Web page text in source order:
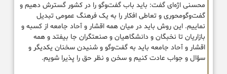
محسنی اژه‌ای گفت: باید باب گفت‌‍وگو را در کشور گسترش دهیم و
گفت‌وگومحوری و تعاطی افکار را به یک فرهنگ عمومی تبدیل
نماییم. این روش باید در میان همه اقشار و آحاد جامعه از کسبه و
بازاریان تا نخبگان و دانشگاهیان و صنعتگران جا بیفتد و همه
اقشار و آحاد جامعه باید به گفت‌وگو و شنیدن سخنان یکدیگر و
سؤال و جواب عادت کنیم و سخن و نظر حق را پذیرا شویم.